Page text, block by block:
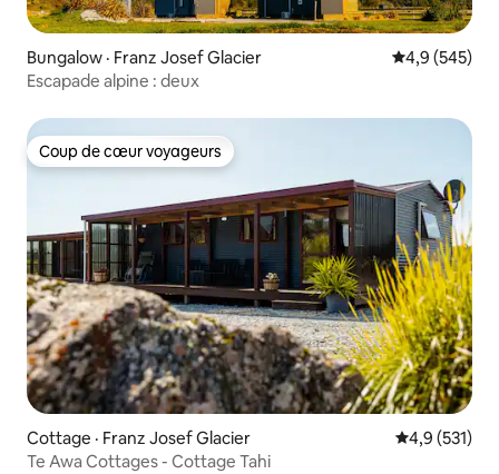
Bungalow · Franz Josef Glacier Note
4,9 (545)
Escapade alpine : deux
Coup de cœur voyageurs
Coup de cœur voyageurs
Cottage · Franz Josef Glacier Note
4,9 (531)
Te Awa Cottages - Cottage Tahi